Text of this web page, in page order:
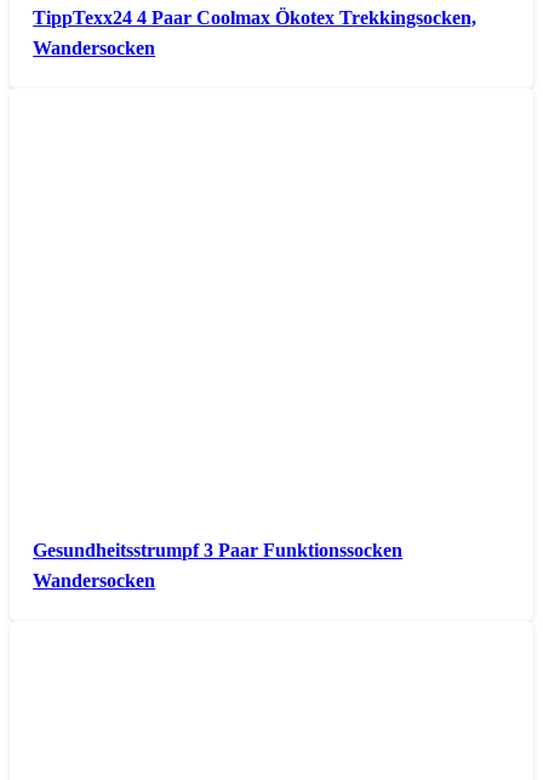
TippTexx24 4 Paar Coolmax Ökotex Trekkingsocken,
Wandersocken
Gesundheitsstrumpf 3 Paar Funktionssocken
Wandersocken